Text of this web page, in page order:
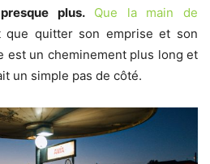
plus.
Que la main de
que quitter son emprise et son
est un cheminement plus long et
un simple pas de côté.